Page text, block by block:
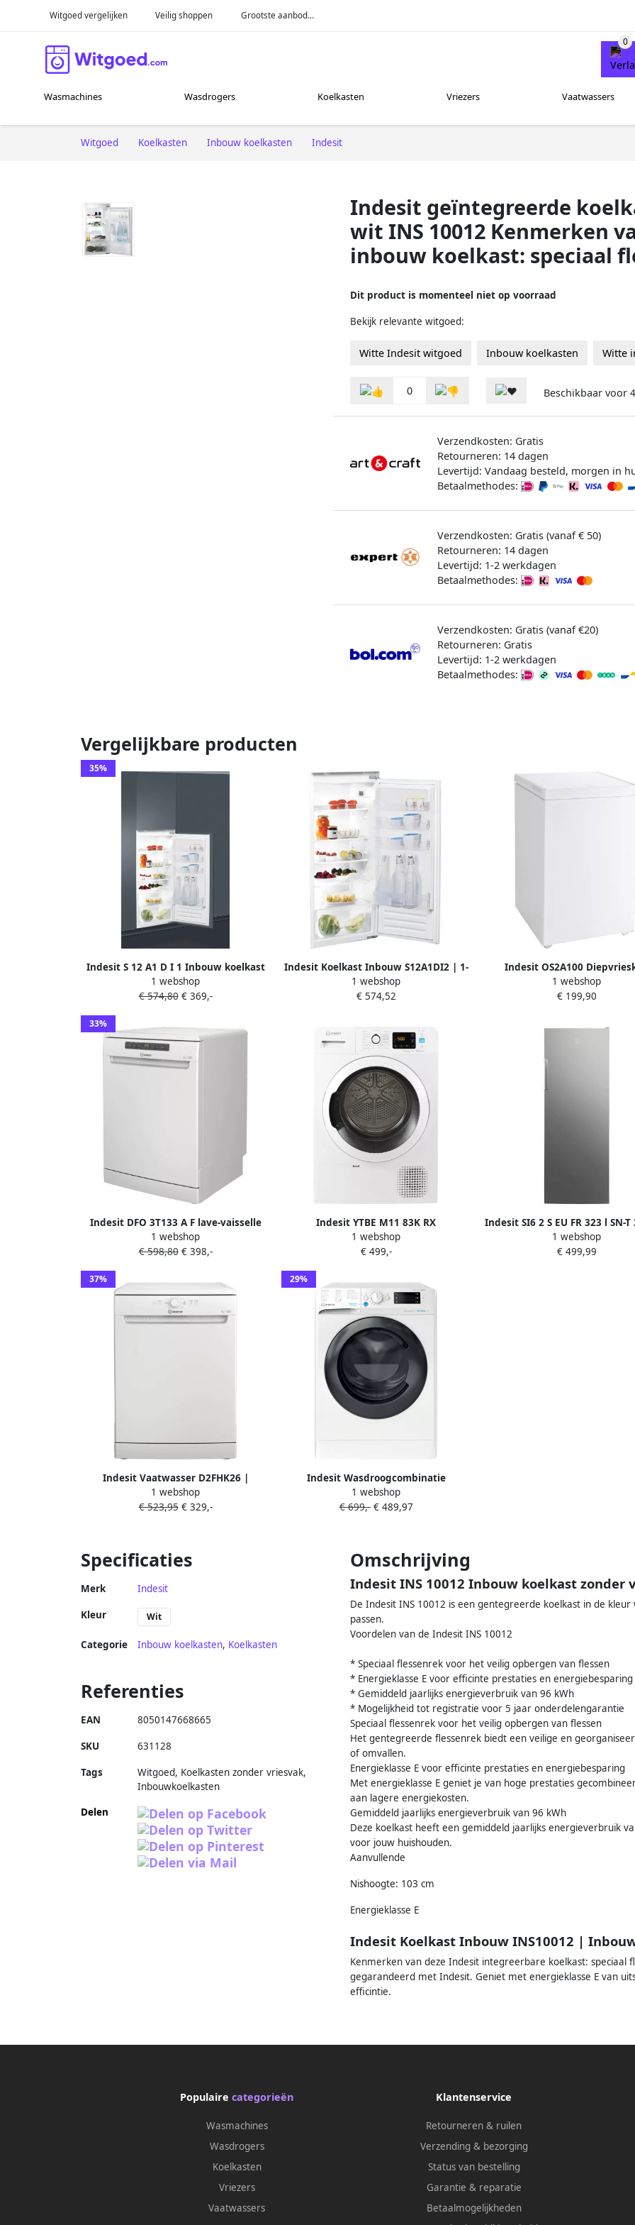
Witgoed vergelijken Veilig shoppen Grootste aanbod...
Wasmachines Wasdrogers Koelkasten Vriezers Vaatwassers
Witgoed Koelkasten Inbouw koelkasten Indesit
Indesit geïntegreerde
wit INS 10012 Kenmerken
inbouw koelkast: speciaal
Dit product is momenteel niet op voorraad
Bekijk relevante witgoed:
Witte Indesit witgoed Inbouw koelkasten Witte
0 Beschikbaar voor
Verzendkosten: Gratis
Retourneren: 14 dagen
Levertijd: Vandaag besteld, morgen in
Betaalmethodes:
Verzendkosten: Gratis (vanaf € 50)
Retourneren: 14 dagen
Levertijd: 1-2 werkdagen
Betaalmethodes:
Verzendkosten: Gratis (vanaf €20)
Retourneren: Gratis
Levertijd: 1-2 werkdagen
Betaalmethodes:
Vergelijkbare producten
35%
Indesit S 12 A1 D I 1 Inbouw koelkast
zonder vriesvak Zilver
1 webshop
€ 574,80€ 369,-
Indesit Koelkast Inbouw S12A1DI2 | 1-
deurskoelkasten | Keuken&Koken
Koelkasten | 8050147669242
1 webshop
€ 574,52
Indesit OS2A100
Diepvriezer Vrijstaand 99 l E
1 webshop
€ 199,90
33%
Indesit DFO 3T133 A F lave-vaisselle
Autoportante 14 couverts D
1 webshop
€ 598,80€ 398,-
Indesit YTBE M11 83K RX
Warmtepompdroger Wit
1 webshop
€ 499,-
Indesit SI6 2 S EU FR 323 l SN-T
Zilver
1 webshop
€ 499,99
37%
Indesit Vaatwasser D2FHK26 |
Vrijstaande vaatwassers |
Keuken&Koken Vaatwassers |
1 webshop
€ 523,95€ 329,-
29%
Indesit Wasdroogcombinatie
BDE964359EWBB | Was-
droogcombinaties |
1 webshop
€ 699,-€ 489,97
Specificaties
Merk Indesit
Kleur Wit
Categorie Inbouw koelkasten, Koelkasten
Omschrijving
Indesit INS 10012 Inbouw koelkast zonder
De Indesit INS 10012 is een gentegreerde koelkast in de
passen.
Voordelen van de Indesit INS 10012
* Speciaal flessenrek voor het veilig opbergen van flessen
* Energieklasse E voor efficinte prestaties en energiebesparing
* Gemiddeld jaarlijks energieverbruik van 96 kWh
* Mogelijkheid tot registratie voor 5 jaar onderdelengarantie
Speciaal flessenrek voor het veilig opbergen van flessen
Het gentegreerde flessenrek biedt een veilige en
of omvallen.
Energieklasse E voor efficinte prestaties en energiebesparing
Met energieklasse E geniet je van hoge prestaties
aan lagere energiekosten.
Gemiddeld jaarlijks energieverbruik van 96 kWh
Deze koelkast heeft een gemiddeld jaarlijks energieverbruik
voor jouw huishouden.
Aanvullende
Nishoogte: 103 cm
Energieklasse E
Indesit Koelkast Inbouw INS10012 |
Kenmerken van deze Indesit integreerbare koelkast: speciaal
gegarandeerd met Indesit. Geniet met energieklasse E van
efficintie.
Referenties
EAN 8050147668665
SKU 631128
Tags
Witgoed, Koelkasten zonder vriesvak,
Inbouwkoelkasten
Delen
Populaire categorieën
Wasmachines
Wasdrogers
Koelkasten
Vriezers
Vaatwassers
Klantenservice
Retourneren & ruilen
Verzending & bezorging
Status van bestelling
Garantie & reparatie
Betaalmogelijkheden